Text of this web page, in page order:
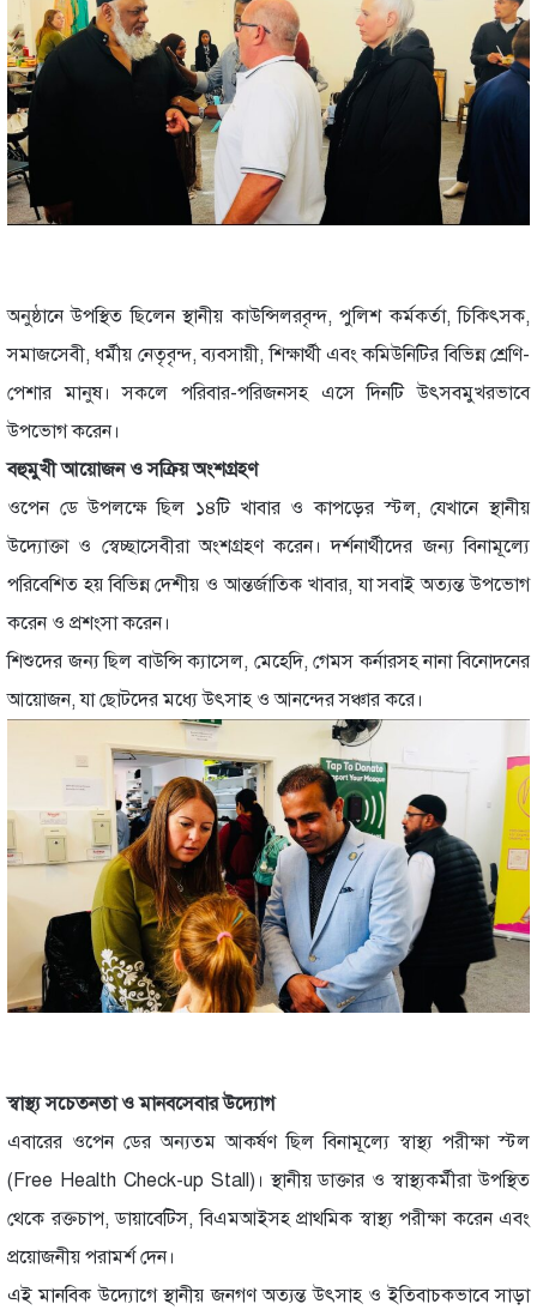
অনুষ্ঠানে উপস্থিত ছিলেন স্থানীয় কাউন্সিলরবৃন্দ, পুলিশ কর্মকর্তা, চিকিৎসক,
সমাজসেবী, ধর্মীয় নেতৃবৃন্দ, ব্যবসায়ী, শিক্ষার্থী এবং কমিউনিটির বিভিন্ন শ্রেণি-
পেশার মানুষ। সকলে পরিবার-পরিজনসহ এসে দিনটি উৎসবমুখরভাবে
উপভোগ করেন।
বহুমুখী আয়োজন ও সক্রিয় অংশগ্রহণ
ওপেন ডে উপলক্ষে ছিল ১৪টি খাবার ও কাপড়ের স্টল, যেখানে স্থানীয়
উদ্যোক্তা ও স্বেচ্ছাসেবীরা অংশগ্রহণ করেন। দর্শনার্থীদের জন্য বিনামূল্যে
পরিবেশিত হয় বিভিন্ন দেশীয় ও আন্তর্জাতিক খাবার, যা সবাই অত্যন্ত উপভোগ
করেন ও প্রশংসা করেন।
শিশুদের জন্য ছিল বাউন্সি ক্যাসেল, মেহেদি, গেমস কর্নারসহ নানা বিনোদনের
আয়োজন, যা ছোটদের মধ্যে উৎসাহ ও আনন্দের সঞ্চার করে।
স্বাস্থ্য সচেতনতা ও মানবসেবার উদ্যোগ
এবারের ওপেন ডের অন্যতম আকর্ষণ ছিল বিনামূল্যে স্বাস্থ্য পরীক্ষা স্টল
(Free Health Check-up Stall)। স্থানীয় ডাক্তার ও স্বাস্থ্যকর্মীরা উপস্থিত
থেকে রক্তচাপ, ডায়াবেটিস, বিএমআইসহ প্রাথমিক স্বাস্থ্য পরীক্ষা করেন এবং
প্রয়োজনীয় পরামর্শ দেন।
এই মানবিক উদ্যোগে স্থানীয় জনগণ অত্যন্ত উৎসাহ ও ইতিবাচকভাবে সাড়া